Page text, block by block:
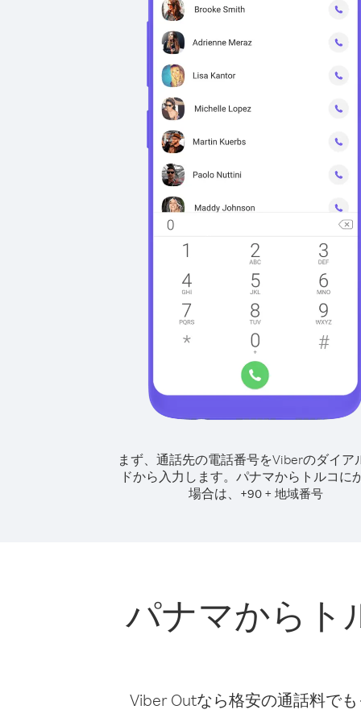
まず、通話先の電話番号をViberのダイア
ドから入力します。 パナマからトルコに
場合は、
+90+ 地域番号
パナマからト
Viber Outなら格安の通話料で